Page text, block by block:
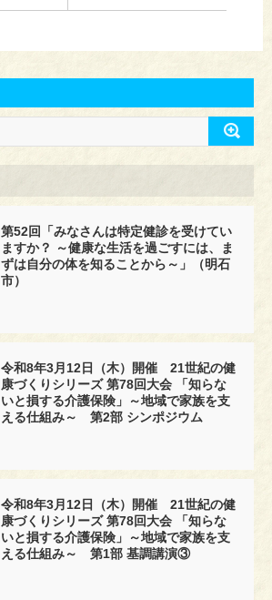
第52回「みなさんは特定健診を受けてい
ますか？ ～健康な生活を過ごすには、ま
ずは自分の体を知ることから～」（明石
市）
令和8年3月12日（木）開催 21世紀の健
康づくりシリーズ 第78回大会 「知らな
いと損する介護保険」～地域で家族を支
える仕組み～ 第2部 シンポジウム
令和8年3月12日（木）開催 21世紀の健
康づくりシリーズ 第78回大会 「知らな
いと損する介護保険」～地域で家族を支
える仕組み～ 第1部 基調講演③